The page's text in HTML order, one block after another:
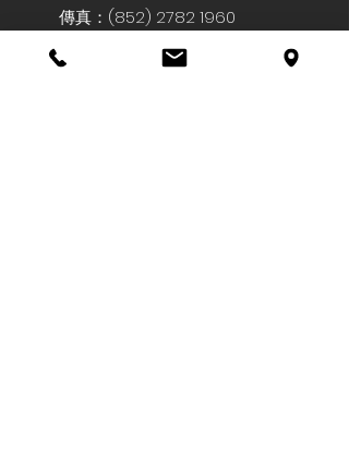
傳真：(852) 2782 1960